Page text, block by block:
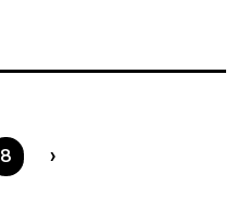
Ste na strane
8